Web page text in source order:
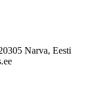
Narva, Eesti